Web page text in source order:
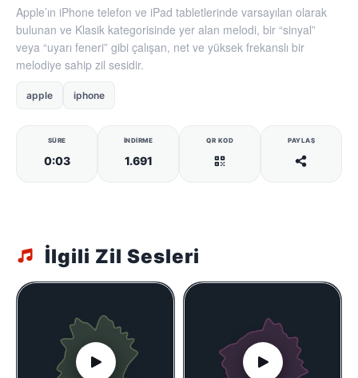
Apple’ın iPhone telefon ve iPad tabletlerinde varsayılan olarak
bulunan ve Klasik kategorisinde yer alan melodi, bir “sinyal”
veya “uyarı feneri” gibi çalışan, net ve yüksek frekanslı bir
melodiye sahip zil sesidir.
apple iphone
SÜRE
0:03
İNDIRME
1.691
QR KOD PAYLAŞ
İlgili Zil Sesleri